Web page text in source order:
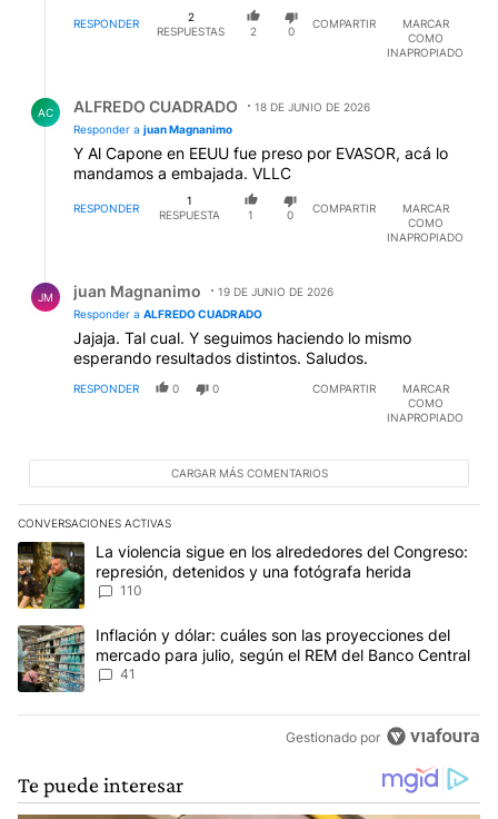
RESPONDER
2
RESPUESTAS
2 0
COMPARTIR
MARCAR
COMO
INAPROPIADO
AC ALFREDO CUADRADO
18 DE JUNIO DE 2026
Responder a juan Magnanimo
Y Al Capone en EEUU fue preso por EVASOR, acá lo
mandamos a embajada. VLLC
RESPONDER
1
RESPUESTA
1 0
COMPARTIR
MARCAR
COMO
INAPROPIADO
JM juan Magnanimo
19 DE JUNIO DE 2026
Responder a ALFREDO CUADRADO
Jajaja. Tal cual. Y seguimos haciendo lo mismo
esperando resultados distintos. Saludos.
RESPONDER 0 0 COMPARTIR
MARCAR
COMO
INAPROPIADO
CARGAR MÁS COMENTARIOS
CONVERSACIONES ACTIVAS
Este listado muestra los artículos con más comentarios en los
Un artículo de tendencia con el título "La violencia sigue en los
La violencia sigue en los alrededores del Congreso:
represión, detenidos y una fotógrafa herida
110
Un artículo de tendencia con el título "Inflación y dólar: cuáles
Inflación y dólar: cuáles son las proyecciones del
mercado para julio, según el REM del Banco Central
41
Gestionado por